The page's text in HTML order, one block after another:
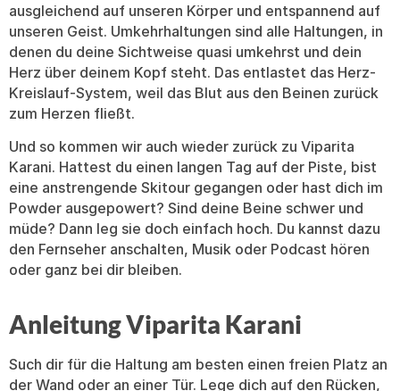
ausgleichend auf unseren Körper und entspannend auf
unseren Geist. Umkehrhaltungen sind alle Haltungen, in
denen du deine Sichtweise quasi umkehrst und dein
Herz über deinem Kopf steht. Das entlastet das Herz-
Kreislauf-System, weil das Blut aus den Beinen zurück
zum Herzen fließt.
Und so kommen wir auch wieder zurück zu Viparita
Karani. Hattest du einen langen Tag auf der Piste, bist
eine anstrengende Skitour gegangen oder hast dich im
Powder ausgepowert? Sind deine Beine schwer und
müde? Dann leg sie doch einfach hoch. Du kannst dazu
den Fernseher anschalten, Musik oder Podcast hören
oder ganz bei dir bleiben.
Anleitung Viparita Karani
Such dir für die Haltung am besten einen freien Platz an
der Wand oder an einer Tür. Lege dich auf den Rücken,